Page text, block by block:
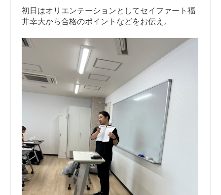
初日はオリエンテーションとしてセイファート福
井幸大から合格のポイントなどをお伝え。